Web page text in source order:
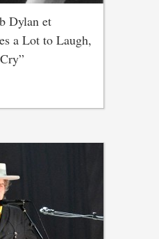
Dylan et
a Lot to Laugh,